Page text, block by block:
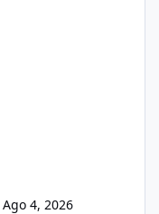
Ago 4, 2026